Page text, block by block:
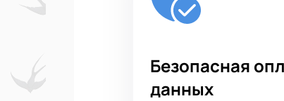
Безопасная
данных